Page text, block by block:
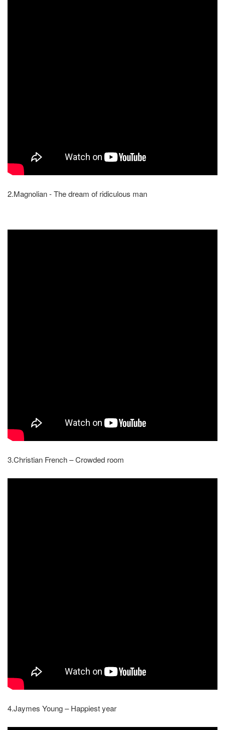
2.Magnolian - The dream of ridiculous man
3.Christian French – Crowded room
4.Jaymes Young – Happiest year